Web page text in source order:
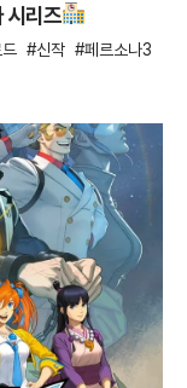
시리즈
신작
페르소나3